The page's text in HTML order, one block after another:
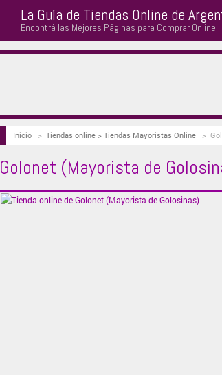
La Guía de Tiendas Online de
Encontrá las Mejores Páginas para Comprar Online
Inicio> Tiendas online > Tiendas Mayoristas Online>
Golonet (Mayorista de